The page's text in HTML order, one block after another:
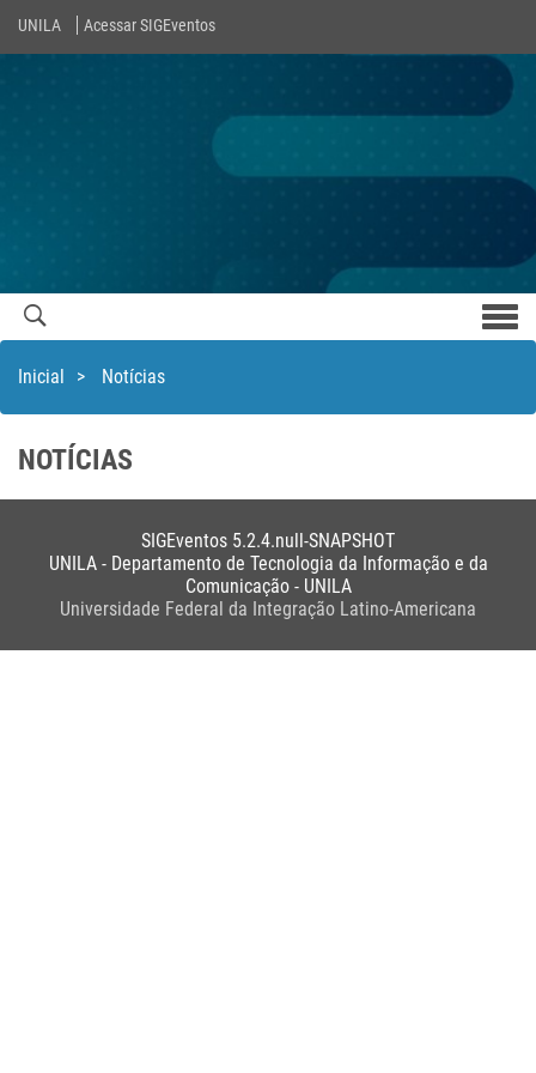
UNILA Acessar SIGEventos
Inicial > Notícias
NOTÍCIAS
SIGEventos 5.2.4.null-SNAPSHOT
UNILA - Departamento de Tecnologia da Informação e da
Comunicação - UNILA
Universidade Federal da Integração Latino-Americana